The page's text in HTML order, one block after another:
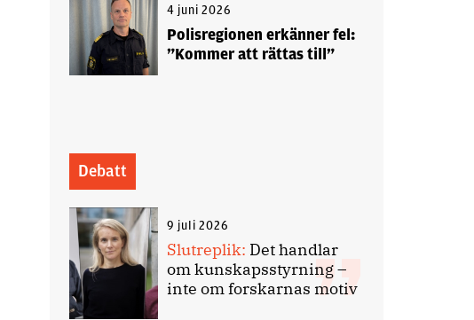
4 juni 2026
Polisregionen erkänner fel:
”Kommer att rättas till”
Debatt
9 juli 2026
Slutreplik: Det handlar
om kunskapsstyrning –
inte om forskarnas motiv